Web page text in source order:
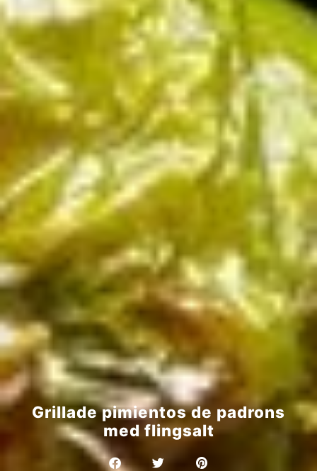
Grillade pimientos de padrons
med flingsalt